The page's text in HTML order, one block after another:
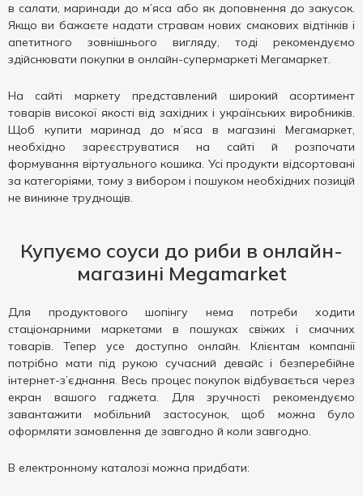
в салати, маринади до м’яса або як доповнення до закусок.
Якщо ви бажаєте надати стравам нових смакових відтінків і
апетитного зовнішнього вигляду, тоді рекомендуємо
здійснювати покупки в онлайн-супермаркеті Мегамаркет.
На сайті маркету представлений широкий асортимент
товарів високої якості від західних і українських виробників.
Щоб купити маринад до м’яса в магазині Мегамаркет,
необхідно зареєструватися на сайті й розпочати
формування віртуального кошика. Усі продукти відсортовані
за категоріями, тому з вибором і пошуком необхідних позицій
не виникне труднощів.
Купуємо соуси до риби в онлайн-
магазині Megamarket
Для продуктового шопінгу нема потреби ходити
стаціонарними маркетами в пошуках свіжих і смачних
товарів. Тепер усе доступно онлайн. Клієнтам компанії
потрібно мати під рукою сучасний девайс і безперебійне
інтернет-з’єднання. Весь процес покупок відбувається через
екран вашого гаджета. Для зручності рекомендуємо
завантажити мобільний застосунок, щоб можна було
оформляти замовлення де завгодно й коли завгодно.
В електронному каталозі можна придбати: